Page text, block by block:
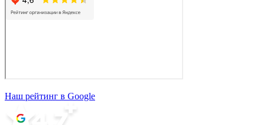
Наш рейтинг в Google